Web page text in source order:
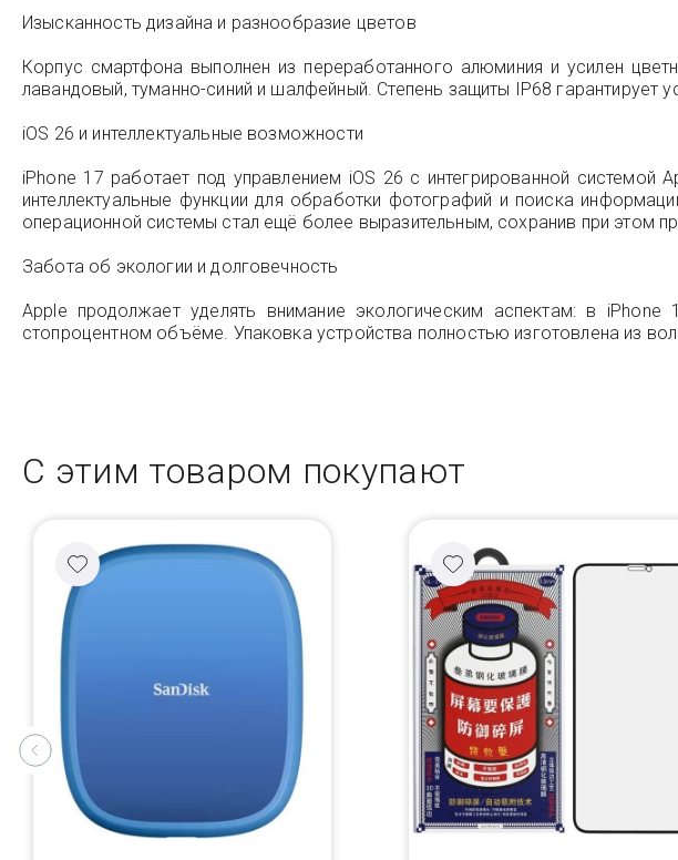
Изысканность дизайна и разнообразие цветов
Корпус смартфона выполнен из переработанного алюминия и усилен
лавандовый, туманно-синий и шалфейный. Степень защиты IP68 гарантирует
iOS 26 и интеллектуальные возможности
iPhone 17 работает под управлением iOS 26 с интегрированной
интеллектуальные функции для обработки фотографий и поиска
операционной системы стал ещё более выразительным, сохранив при этом
Забота об экологии и долговечность
Apple продолжает уделять внимание экологическим аспектам: в
стопроцентном объёме. Упаковка устройства полностью изготовлена из
С этим товаром покупают